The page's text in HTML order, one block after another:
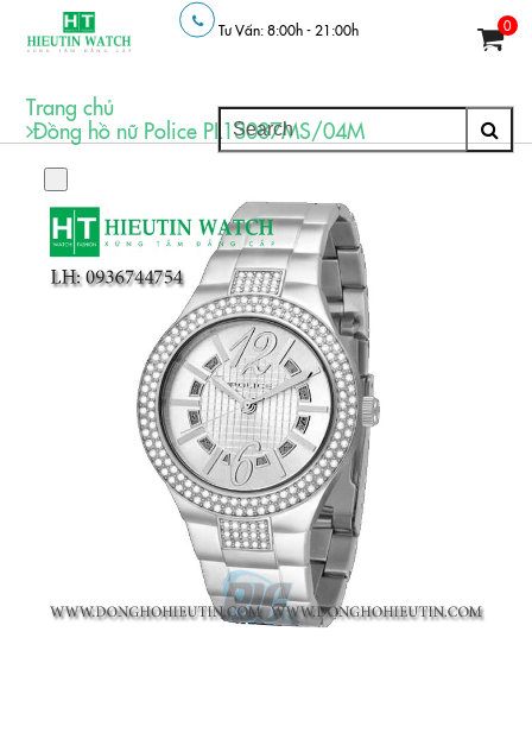
Tư Vấn: 8:00h - 21:00h 0
THƯƠNG
Trang chủ
Đồng hồ nữ Police PL13087MS/04M